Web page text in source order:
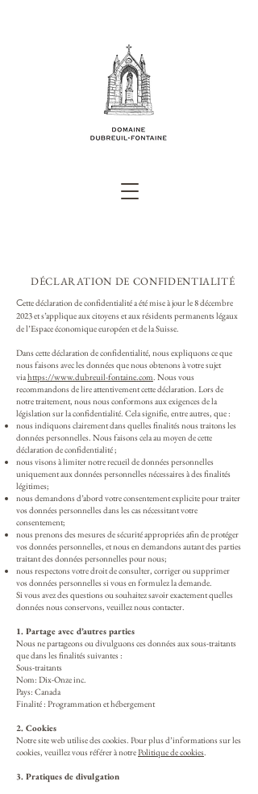
DÉCLARATION DE CONFIDENTIALITÉ
Cette déclaration de confidentialité a été mise à jour le 8 décembre
2023 et s’applique aux citoyens et aux résidents permanents légaux
de l’Espace économique européen et de la Suisse.
Dans cette déclaration de confidentialité, nous expliquons ce que
nous faisons avec les données que nous obtenons à votre sujet
viahttps://www.dubreuil-fontaine.com. Nous vous
recommandons de lire attentivement cette déclaration. Lors de
notre traitement, nous nous conformons aux exigences de la
législation sur la confidentialité. Cela signifie, entre autres, que :
nous indiquons clairement dans quelles finalités nous traitons les
données personnelles. Nous faisons cela au moyen de cette
déclaration de confidentialité ;
nous visons à limiter notre recueil de données personnelles
uniquement aux données personnelles nécessaires à des finalités
légitimes;
nous demandons d’abord votre consentement explicite pour traiter
vos données personnelles dans les cas nécessitant votre
consentement;
nous prenons des mesures de sécurité appropriées afin de protéger
vos données personnelles, et nous en demandons autant des parties
traitant des données personnelles pour nous;
nous respectons votre droit de consulter, corriger ou supprimer
vos données personnelles si vous en formulez la demande.
Si vous avez des questions ou souhaitez savoir exactement quelles
données nous conservons, veuillez nous contacter.
1. Partage avec d’autres parties
Nous ne partageons ou divulguons ces données aux sous-traitants
que dans les finalités suivantes :
Sous-traitants
Nom: Dix-Onze inc.
Pays: Canada
Finalité : Programmation et hébergement
2. Cookies
Notre site web utilise des cookies. Pour plus d’informations sur les
cookies, veuillez vous référer à notrePolitique de cookies.
3. Pratiques de divulgation